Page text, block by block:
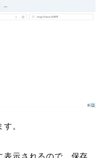
。
表示されるので、保存